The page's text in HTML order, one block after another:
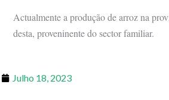
Actualmente a produção de arroz na
desta, proveninente do sector familiar.
Julho 18, 2023